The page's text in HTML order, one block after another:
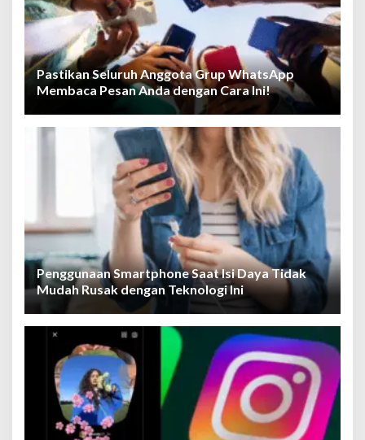
Pastikan Seluruh Anggota Grup WhatsApp
Membaca Pesan Anda dengan Cara Ini!
Penggunaan Smartphone Saat Isi Daya Tidak
Mudah Rusak dengan Teknologi Ini